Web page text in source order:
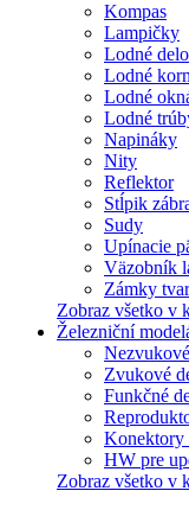
Kompas
Lampičky
Lodné delo
Lodné
Lodné
Lodné
Napináky
Nity
Reflektor
Stĺpik
Sudy
Upínacie
Väzobník
Zámky
Zobraz všetko v
Železniční
Zvukové
Funkčné
Konektory
HW pre
Zobraz všetko v